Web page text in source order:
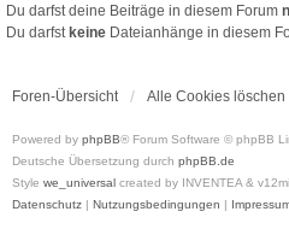
Du darfst deine Beiträge in diesem Forum
Du darfst keine Dateianhänge in diesem
Foren-Übersicht Alle Cookies löschen
Powered by phpBB® Forum Software © phpBB
Deutsche Übersetzung durch phpBB.de
Style we_universal created by INVENTEA &
Datenschutz | Nutzungsbedingungen |